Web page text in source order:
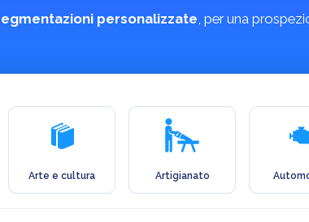
personalizzate, per una
Arte e cultura Artigianato